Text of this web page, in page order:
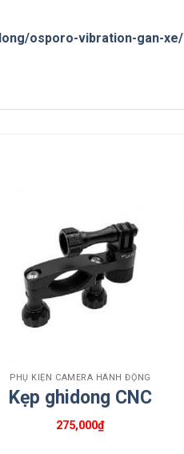
osporo-vibration-gan-xe/
PHỤ KIỆN CAMERA HÀNH ĐỘNG
Kẹp ghidong CNC
275,000₫